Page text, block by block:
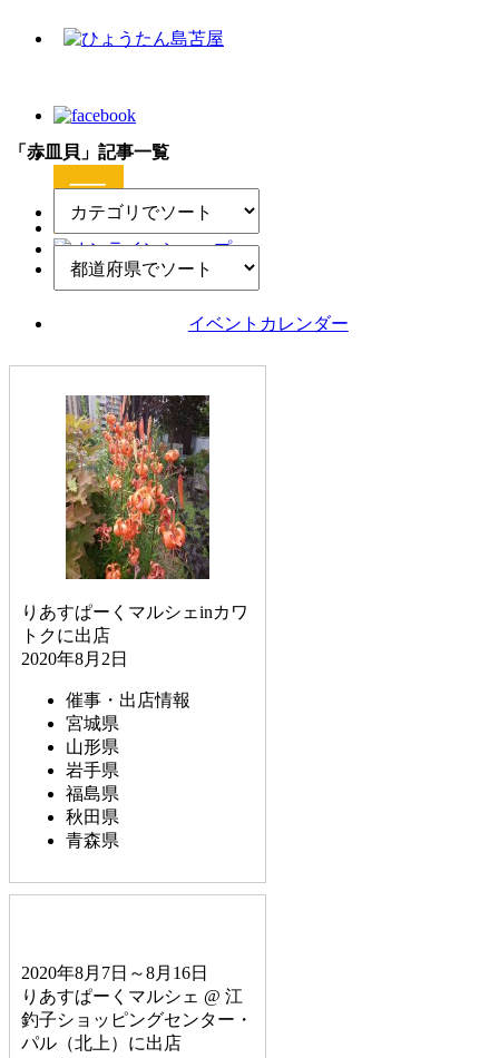
「赤皿貝」記事一覧
イベントカレンダー
りあすぱーくマルシェinカワ
トクに出店
2020年8月2日
催事・出店情報
宮城県
山形県
岩手県
福島県
秋田県
青森県
2020年8月7日～8月16日
りあすぱーくマルシェ @ 江
釣子ショッピングセンター・
パル（北上）に出店